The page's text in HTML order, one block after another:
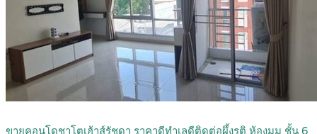
ขายคอนโดชาโตเฮ้าส์รัชดา ราคาดีทำเลดีติดต่อผึ้งรติ ห้องมุม ชั้น 6